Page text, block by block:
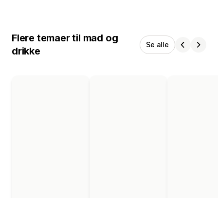
Flere temaer til mad og
drikke
Se alle